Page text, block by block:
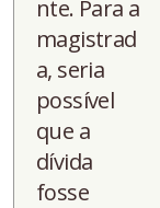
nte. Para a
magistrad
a, seria
possível
que a
dívida
fosse